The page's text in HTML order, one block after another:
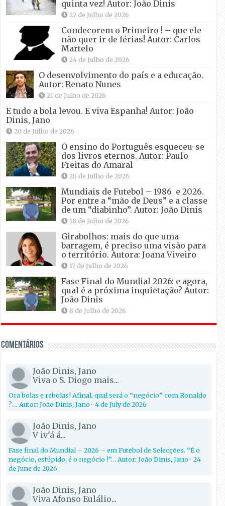
quinta vez! Autor: João Dinis
27 de Julho de 2026
Condecorem o Primeiro ! – que ele
não quer ir de férias! Autor: Carlos
Martelo
24 de Julho de 2026
O desenvolvimento do país e a educação.
Autor: Renato Nunes
21 de Julho de 2026
E tudo a bola levou. E viva Espanha! Autor: João
Dinis, Jano
20 de Julho de 2026
O ensino do Português esqueceu-se
dos livros eternos. Autor: Paulo
Freitas do Amaral
20 de Julho de 2026
Mundiais de Futebol – 1986 e 2026.
Por entre a “mão de Deus” e a classe
de um “diabinho”. Autor: João Dinis
18 de Julho de 2026
Girabolhos: mais do que uma
barragem, é preciso uma visão para
o território. Autora: Joana Viveiro
17 de Julho de 2026
Fase Final do Mundial 2026: e agora,
qual é a próxima inquietação? Autor:
João Dinis
8 de Julho de 2026
Comentários
João Dinis, Jano
Viva o S. Diogo mais...
Ora bolas e rebolas! Afinal, qual será o “negócio” com Ronaldo
?… Autor: João Dinis, Jano·4 de July de 2026
João Dinis, Jano
V iv'á á...
Fase final do Mundial – 2026 – em Futebol de Selecções. “É o
negócio, estúpido, é o negócio !”… Autor: João Dinis, Jano·24
de June de 2026
João Dinis, Jano
Viva Afonso Eulálio...